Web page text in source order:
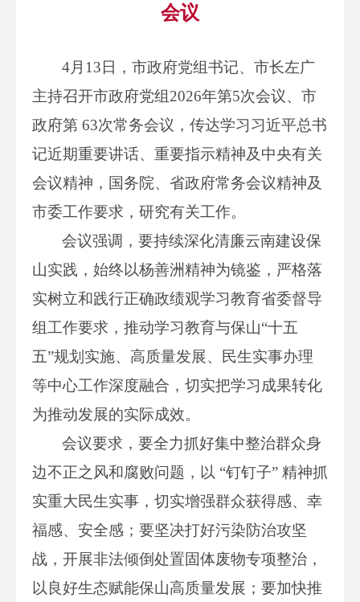
会议
4月13日，市政府党组书记、市长左广
主持召开市政府党组2026年第5次会议、市
政府第 63次常务会议，传达学习习近平总书
记近期重要讲话、重要指示精神及中央有关
会议精神，国务院、省政府常务会议精神及
市委工作要求，研究有关工作。
会议强调，要持续深化清廉云南建设保
山实践，始终以杨善洲精神为镜鉴，严格落
实树立和践行正确政绩观学习教育省委督导
组工作要求，推动学习教育与保山“十五
五”规划实施、高质量发展、民生实事办理
等中心工作深度融合，切实把学习成果转化
为推动发展的实际成效。
会议要求，要全力抓好集中整治群众身
边不正之风和腐败问题，以 “钉钉子” 精神抓
实重大民生实事，切实增强群众获得感、幸
福感、安全感；要坚决打好污染防治攻坚
战，开展非法倾倒处置固体废物专项整治，
以良好生态赋能保山高质量发展；要加快推